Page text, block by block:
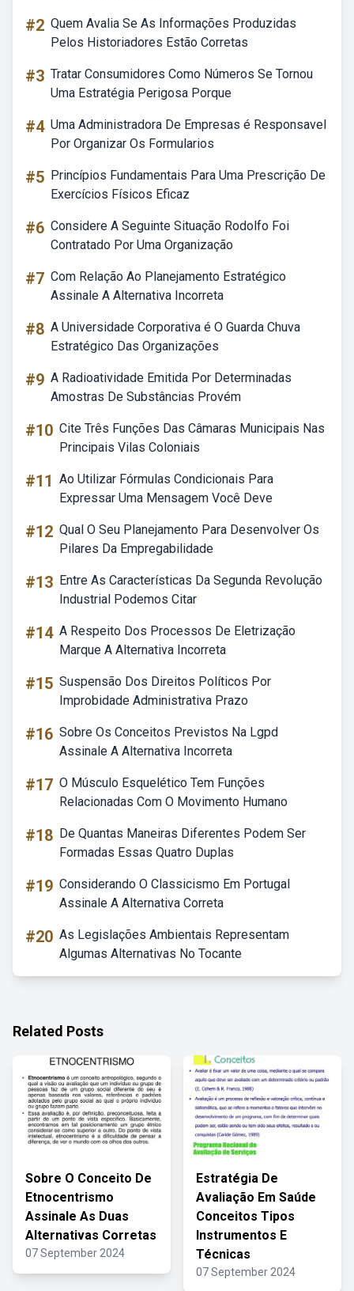
#2 Quem Avalia Se As Informações Produzidas
Pelos Historiadores Estão Corretas
#3 Tratar Consumidores Como Números Se Tornou
Uma Estratégia Perigosa Porque
#4 Uma Administradora De Empresas é Responsavel
Por Organizar Os Formularios
#5 Princípios Fundamentais Para Uma Prescrição De
Exercícios Físicos Eficaz
#6 Considere A Seguinte Situação Rodolfo Foi
Contratado Por Uma Organização
#7 Com Relação Ao Planejamento Estratégico
Assinale A Alternativa Incorreta
#8 A Universidade Corporativa é O Guarda Chuva
Estratégico Das Organizações
#9 A Radioatividade Emitida Por Determinadas
Amostras De Substâncias Provém
#10 Cite Três Funções Das Câmaras Municipais Nas
Principais Vilas Coloniais
#11 Ao Utilizar Fórmulas Condicionais Para
Expressar Uma Mensagem Você Deve
#12 Qual O Seu Planejamento Para Desenvolver Os
Pilares Da Empregabilidade
#13 Entre As Características Da Segunda Revolução
Industrial Podemos Citar
#14 A Respeito Dos Processos De Eletrização
Marque A Alternativa Incorreta
#15 Suspensão Dos Direitos Políticos Por
Improbidade Administrativa Prazo
#16 Sobre Os Conceitos Previstos Na Lgpd
Assinale A Alternativa Incorreta
#17 O Músculo Esquelético Tem Funções
Relacionadas Com O Movimento Humano
#18 De Quantas Maneiras Diferentes Podem Ser
Formadas Essas Quatro Duplas
#19 Considerando O Classicismo Em Portugal
Assinale A Alternativa Correta
#20 As Legislações Ambientais Representam
Algumas Alternativas No Tocante
Related Posts
Sobre O Conceito De
Etnocentrismo
Assinale As Duas
Alternativas Corretas
07 September 2024
Estratégia De
Avaliação Em Saúde
Conceitos Tipos
Instrumentos E
Técnicas
07 September 2024